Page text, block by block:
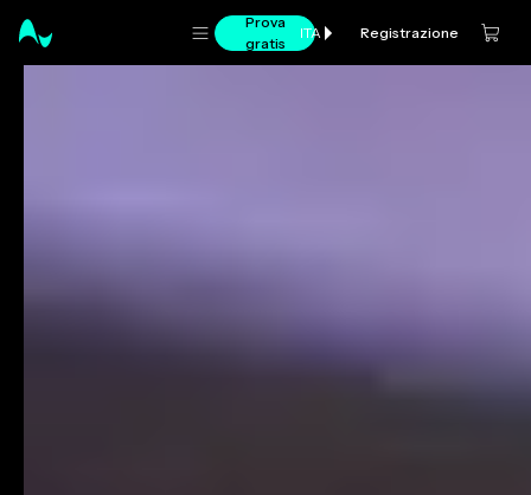
Prova
gratis
ITA Registrazione